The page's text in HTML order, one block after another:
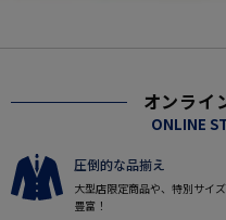
オンライ
ONLINE
圧倒的な品揃え
大型店限定商品や、特別サイ
豊富！